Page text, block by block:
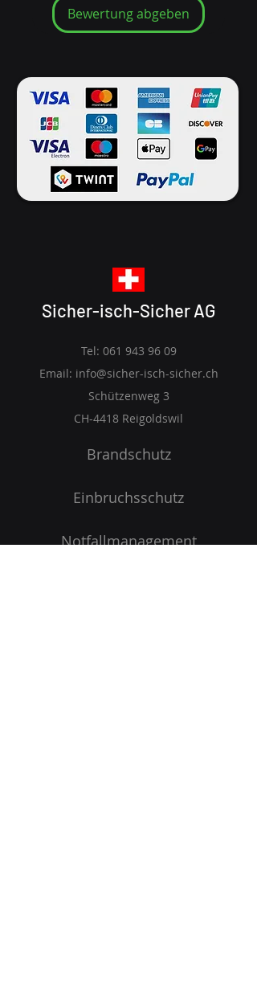
Bewertung abgeben
Sicher-isch-Sicher AG
Tel: 061 943 96 09
Email: info@sicher-isch-sicher.ch
Schützenweg 3
CH-4418 Reigoldswil
Brandschutz
Einbruchsschutz
Notfallmanagement